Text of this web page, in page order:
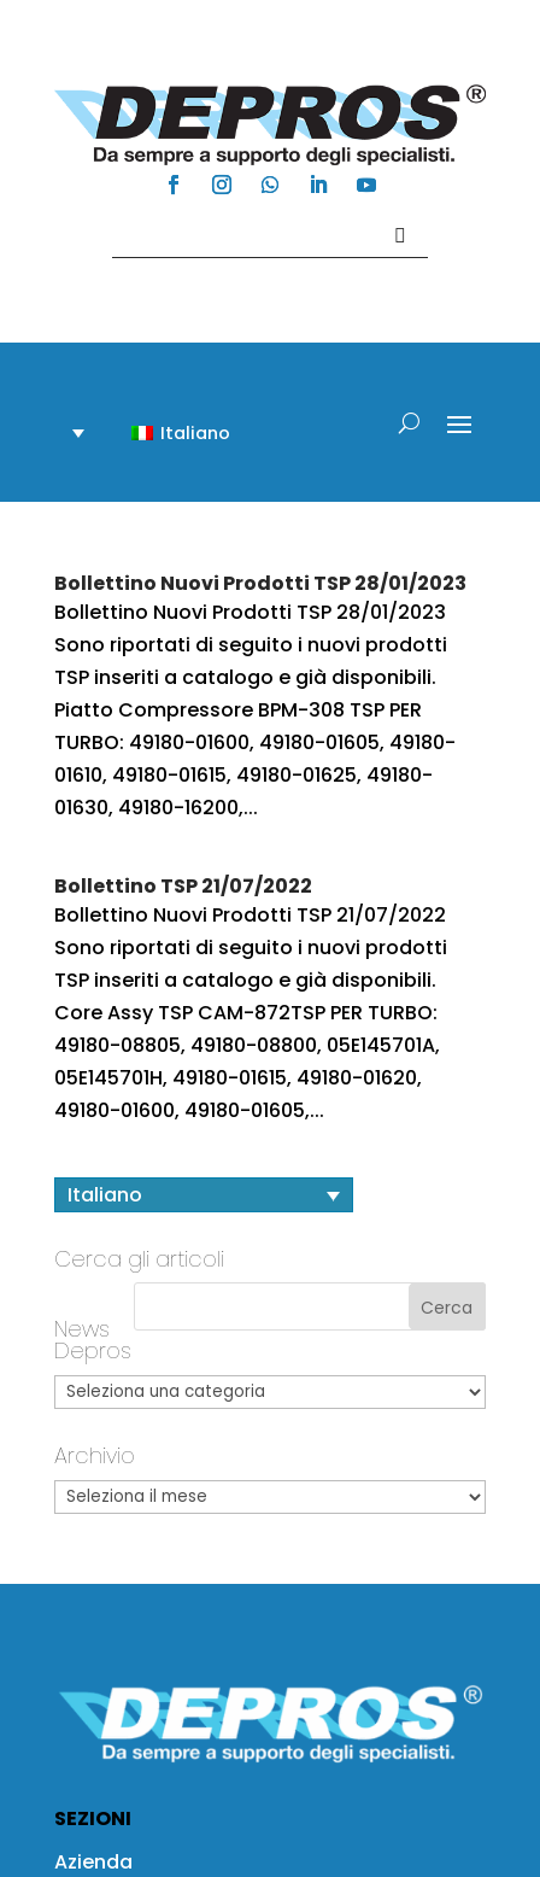
Italiano
Bollettino Nuovi Prodotti TSP 28/01/2023
Bollettino Nuovi Prodotti TSP 28/01/2023
Sono riportati di seguito i nuovi prodotti
TSP inseriti a catalogo e già disponibili.
Piatto Compressore BPM-308 TSP PER
TURBO: 49180-01600, 49180-01605, 49180-
01610, 49180-01615, 49180-01625, 49180-
01630, 49180-16200,...
Bollettino TSP 21/07/2022
Bollettino Nuovi Prodotti TSP 21/07/2022
Sono riportati di seguito i nuovi prodotti
TSP inseriti a catalogo e già disponibili.
Core Assy TSP CAM-872TSP PER TURBO:
49180-08805, 49180-08800, 05E145701A,
05E145701H, 49180-01615, 49180-01620,
49180-01600, 49180-01605,...
Italiano
Cerca gli articoli
News
Depros
Archivio
SEZIONI
Azienda